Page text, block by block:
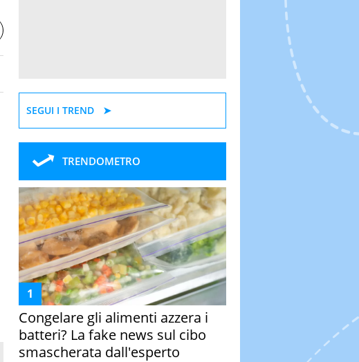
SEGUI I TREND
TRENDOMETRO
Congelare gli alimenti azzera i
batteri? La fake news sul cibo
smascherata dall'esperto